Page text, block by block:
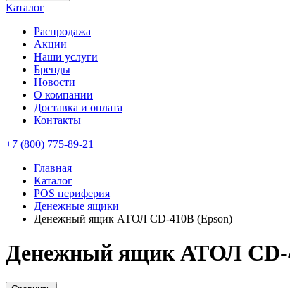
Каталог
Распродажа
Акции
Наши услуги
Бренды
Новости
О компании
Доставка и оплата
Контакты
+7 (800) 775-89-21
Главная
Каталог
POS периферия
Денежные ящики
Денежный ящик АТОЛ CD-410B (Epson)
Денежный ящик АТОЛ CD-